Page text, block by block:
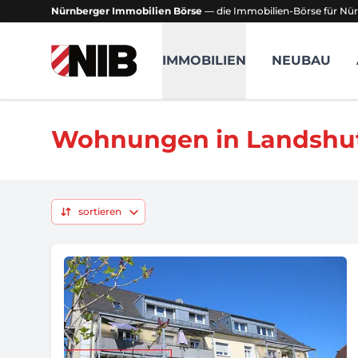
Nürnberger Immobilien Börse — die Immobilien-Börse für
NIB - Nürnberger Immobilien Börse
IMMOBILIEN NEUBAU
Wohnungen in
sortieren